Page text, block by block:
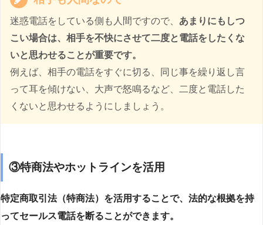
迷惑電話をしている側も人間ですので、 あまりにもしつ
こい場合は、相手を不快にさせて二度と電話をしたくな
いと思わせることが重要です。
例えば、相手の電話をすぐに切る、同じ事を繰り返し言
って耳を傾けない、大声で怒鳴るなど、二度と電話した
くないと思わせるようにしましょう。
③特商法やホットラインを活用
特定商取引法（特商法）を活用することで、法的な根拠を持
ってセールス電話を断ることができます。